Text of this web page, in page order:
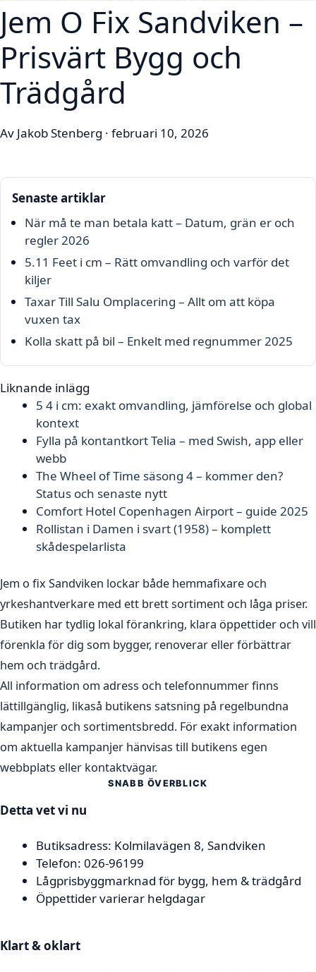
Jem O Fix Sandviken –
Prisvärt Bygg och
Trädgård
Av Jakob Stenberg · februari 10, 2026
Senaste artiklar
När må te man betala katt – Datum, grän er och
regler 2026
5.11 Feet i cm – Rätt omvandling och varför det
kiljer
Taxar Till Salu Omplacering – Allt om att köpa
vuxen tax
Kolla skatt på bil – Enkelt med regnummer 2025
Liknande inlägg
5 4 i cm: exakt omvandling, jämförelse och global
kontext
Fylla på kontantkort Telia – med Swish, app eller
webb
The Wheel of Time säsong 4 – kommer den?
Status och senaste nytt
Comfort Hotel Copenhagen Airport – guide 2025
Rollistan i Damen i svart (1958) – komplett
skådespelarlista
Jem o fix Sandviken lockar både hemmafixare och
yrkeshantverkare med ett brett sortiment och låga priser.
Butiken har tydlig lokal förankring, klara öppettider och vill
förenkla för dig som bygger, renoverar eller förbättrar
hem och trädgård.
All information om adress och telefonnummer finns
lättillgänglig, likaså butikens satsning på regelbundna
kampanjer och sortimentsbredd. För exakt information
om aktuella kampanjer hänvisas till butikens egen
webbplats eller kontaktvägar.
SNABB ÖVERBLICK
Detta vet vi nu
Butiksadress: Kolmilavägen 8, Sandviken
Telefon: 026-96199
Lågprisbyggmarknad för bygg, hem & trädgård
Öppettider varierar helgdagar
Klart & oklart